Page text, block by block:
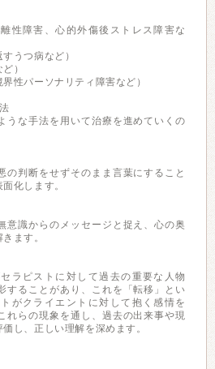
性障害、心的外傷後ストレス障害な
うつ病など）
）
性パーソナリティ障害など）
うな手法を用いて治療を進めていくの
の判断をせずそのまま言葉にすること
化します。
意識からのメッセージと捉え、心の奥
ます。
ラピストに対して過去の重要な人物
することがあり、これを「転移」とい
がクライエントに対して抱く感情を
れらの現象を通し、過去の出来事や現
し、正しい理解を深めます。